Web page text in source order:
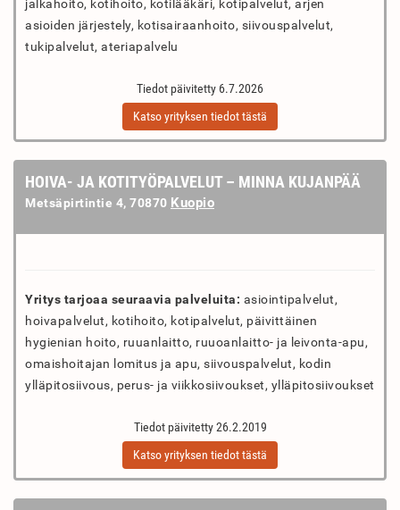
jalkahoito, kotihoito, kotilääkäri, kotipalvelut, arjen
asioiden järjestely, kotisairaanhoito, siivouspalvelut,
tukipalvelut, ateriapalvelu
Tiedot päivitetty 6.7.2026
Katso yrityksen tiedot tästä
HOIVA- JA KOTITYÖPALVELUT – MINNA KUJANPÄÄ
Metsäpirtintie 4, 70870 Kuopio
Yritys tarjoaa seuraavia palveluita: asiointipalvelut,
hoivapalvelut, kotihoito, kotipalvelut, päivittäinen
hygienian hoito, ruuanlaitto, ruuoanlaitto- ja leivonta-apu,
omaishoitajan lomitus ja apu, siivouspalvelut, kodin
ylläpitosiivous, perus- ja viikkosiivoukset, ylläpitosiivoukset
Tiedot päivitetty 26.2.2019
Katso yrityksen tiedot tästä